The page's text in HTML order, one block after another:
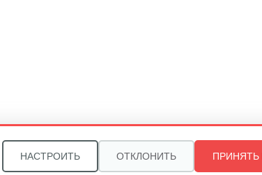
Звоните, и мы поможем подобрать идеальный
НАСТРОИТЬ ОТКЛОНИТЬ ПРИНЯТЬ